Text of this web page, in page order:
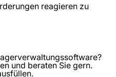
reagieren zu
und beraten Sie gern.